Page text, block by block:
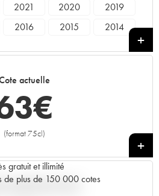
2021 2020
2019
2016 2015
2014
actuelle
€
(format 75cl)
+
gratuit et illimité
de plus de 150 000 cotes
actuelle de la cote